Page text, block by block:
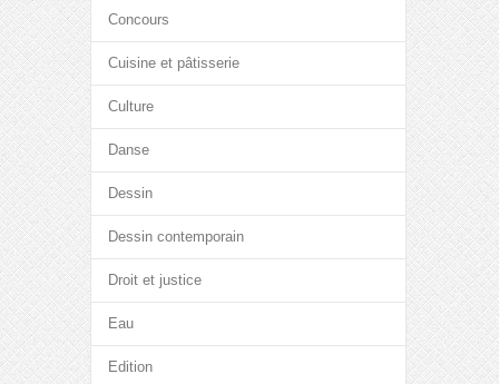
Concours
Cuisine et pâtisserie
Culture
Danse
Dessin
Dessin contemporain
Droit et justice
Eau
Edition